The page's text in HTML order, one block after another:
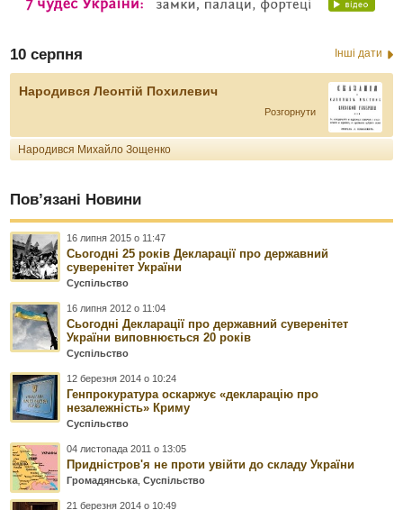
10 серпня Інші дати
Народився Леонтій Похилевич
Розгорнути
Народився Михайло Зощенко
Пов’язані Новини
16 липня 2015 о 11:47
Сьогодні 25 років Декларації про державний
суверенітет України
Суспільство
16 липня 2012 о 11:04
Сьогодні Декларації про державний суверенітет
України виповнюється 20 років
Суспільство
12 березня 2014 о 10:24
Генпрокуратура оскаржує «декларацію про
незалежність» Криму
Суспільство
04 листопада 2011 о 13:05
Придністров'я не проти увійти до складу України
Громадянська ,Суспільство
21 березня 2014 о 10:49